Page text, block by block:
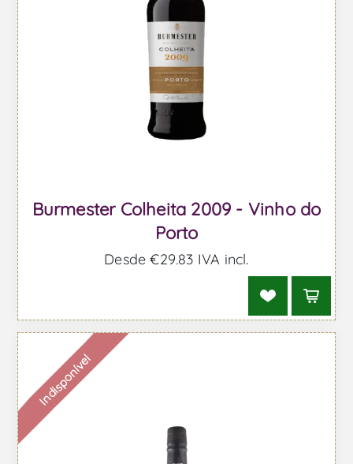
Burmester Colheita 2009 - Vinho do
Porto
Desde €29,83 IVA incl.
Indisponível